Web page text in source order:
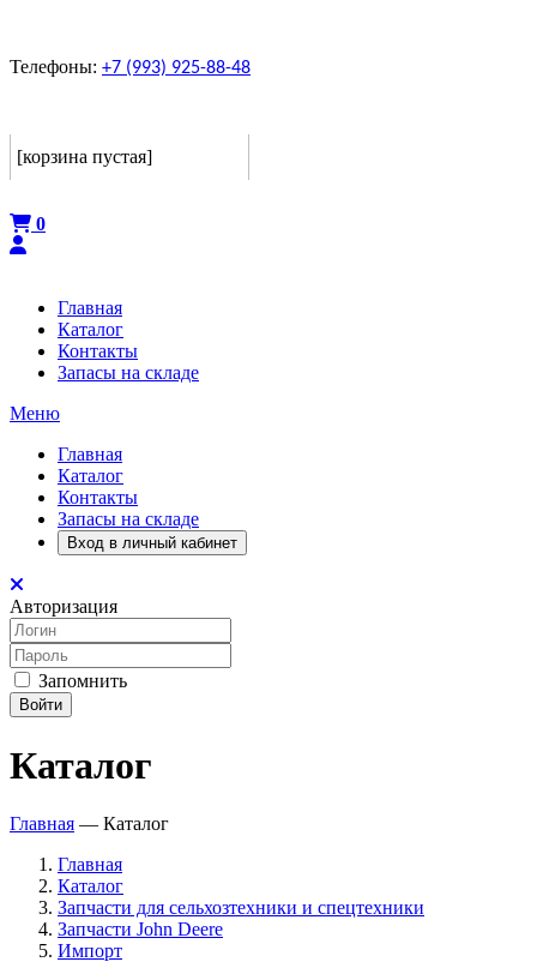
Телефоны: +7 (993) 925-88-48
[корзина пустая]
0
Главная
Каталог
Контакты
Запасы на складе
Меню
Главная
Каталог
Контакты
Запасы на складе
Вход в личный кабинет
Авторизация
Запомнить
Войти
Каталог
Главная — Каталог
Главная
Каталог
Запчасти для сельхозтехники и спецтехники
Запчасти John Deere
Импорт